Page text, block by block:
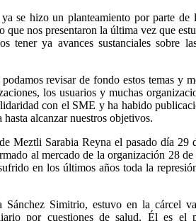
se hizo un planteamiento por parte de
que nos presentaron la última vez que
tener ya avances sustanciales sobre
revisar de fondo estos temas y
los usuarios y muchas
con el SME y ha habido
alcanzar nuestros objetivos.
Meztli Sarabia Reyna el pasado día
al mercado de la organización 28
en los últimos años toda la
Simitrio, estuvo en la cárcel
por cuestiones de salud. Él es el